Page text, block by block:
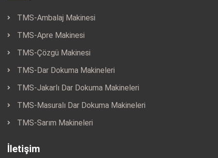
TMS-Ambalaj Makinesi
TMS-Apre Makinesi
TMS-Çözgü Makinesi
TMS-Dar Dokuma Makineleri
TMS-Jakarlı Dar Dokuma Makineleri
TMS-Masuralı Dar Dokuma Makineleri
TMS-Sarım Makineleri
İletişim